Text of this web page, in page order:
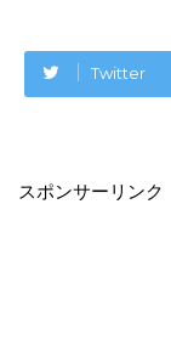
Twitter
スポンサーリンク